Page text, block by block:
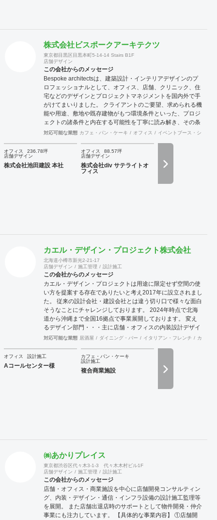
株式会社ビスポークアーキテクツ
東京都目黒区目黒本町5-14-14 Stairs B1F
店舗デザイン
この会社からのメッセージ
Bespoke architectsは、建築設計・インテリアデザインのプ
ロフェッショナルとして、オフィス、店舗、クリニック、住
宅などのデザインとプロジェクトマネジメントを国内外で手
がけてまいりました。 クライアントのご要望、求められる機
能や用途、敷地や既存建物がもつ環境条件といった、プロジ
ェクトの諸条件と内在する可能性を丁寧に読み解き、その条
件でこそ可能な空間環境の豊かさを提案し、カタチにしま
計・ランドスケープデザイン等の専門家と協働し、大規模建
築物や高度な設計にも対応致します。 ご要望に合わせて、設
計・デザインに加えて、予算管理・工程管理・別途工事の一
括管理等を含めたプロジェクトマネジメントを担い、ワンス
トップでのプロジェクト推進を行います。発注管理における
アル作成等も提案させて頂きます。 海外案件や外資企業様案
件においては、英語での設計・PMサービスをご提供できる
体制を整えています。 ---------------------------------------------------
----------------------------------------------------------------------------------
---------------------------------- 商号： 株式会社ビスポー
クアーキテクツ / Bespoke architects Inc. 登録： 一
級建築士事務所 東京都知事登録 第64040号
建築士賠償責任補償制度（公益社団法人 日本
建築士連合会） 代表取締役： 丸島 潤 （一級建築士 / 管
理建築士） 所在地： 〒152-0002 東京都目黒区目黒
本町 5-14-14-B1F TEL： 03-6452-4248
FAX： 03-6452-4249 創業： 2016年2月
（法人設立：2020年9月） Webサイト: https://bspk.jp
対応可能な業態 カフェ・パン・ケーキ オフィス イベントブース・ショール
オフィス
236.78坪
店舗デザイン
株式会社池田建設 本社
オフィス
88.57坪
店舗デザイン
株式会社div サテライトオ
フィス
カエル・デザイン・プロジェクト株式会社
北海道小樽市新光2-21-17
店舗デザイン
施工管理 設計施工
この会社からのメッセージ
カエル・デザイン・プロジェクトは用途に限定せず空間の使
い方を提案する存在でありたいと考え2017年に設立されまし
た。 従来の設計会社・建設会社とは違う切り口で様々な面白
そうなことにチャレンジしております。 2024年時点で北海
道から沖縄まで全国16拠点で事業展開しております。 変え
るデザイン部門・・・主に店舗・オフィスの内装設計デザイ
ン及び施工をお客様と一緒に創り上げます。 Hybrid電気工事
足が深刻化する現場に柔軟に対応します。 自社請け可能職種
内装工事 インテリアデザイン事務所 その他設計 その他建設
サポート 対応可能エリア 北海道・仙台・関東・名古屋・九
対応可能な業態 居酒屋 ダイニング・バー イタリアン・フレンチ カフェ
オフィス 設計施工
Aコールセンター様
カフェ・パン・ケーキ
設計施工
複合商業施設
㈱あかりプレイス
東京都渋谷区代々木3-1-3 代々木木村ビル1F
店舗デザイン
施工管理 設計施工
この会社からのメッセージ
店舗・オフィス・商業施設を中心に店舗開発コンサルティン
グ、内装・デザイン・通信・インフラ設備の設計施工監理等
を展開。 また店舗出退店時のサポートとして物件開発・仲介
事業にも注力しています。 【具体的な事業内容】 ①店舗開